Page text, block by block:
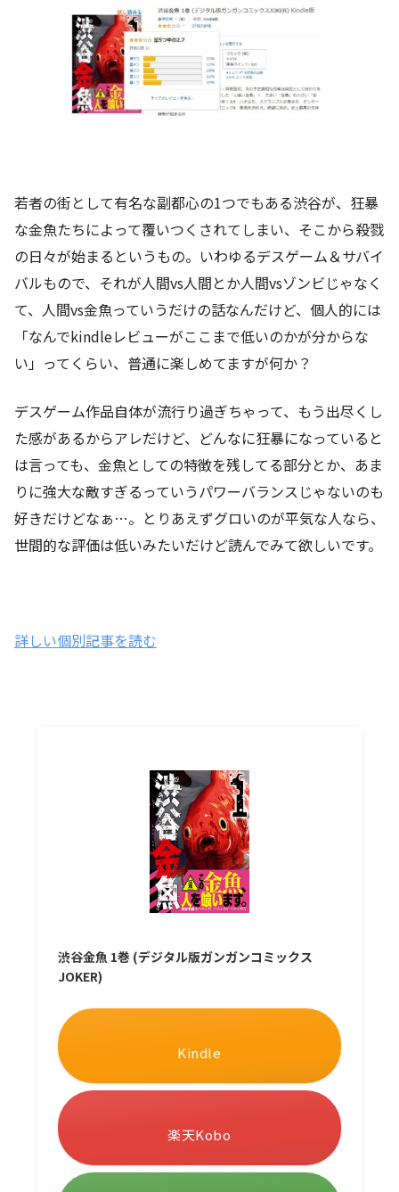
若者の街として有名な副都心の1つでもある渋谷が、狂暴
な金魚たちによって覆いつくされてしまい、そこから殺戮
の日々が始まるというもの。いわゆるデスゲーム＆サバイ
バルもので、それが人間vs人間とか人間vsゾンビじゃなく
て、人間vs金魚っていうだけの話なんだけど、個人的には
「なんでkindleレビューがここまで低いのかが分からな
い」ってくらい、普通に楽しめてますが何か？
デスゲーム作品自体が流行り過ぎちゃって、もう出尽くし
た感があるからアレだけど、どんなに狂暴になっていると
は言っても、金魚としての特徴を残してる部分とか、あま
りに強大な敵すぎるっていうパワーバランスじゃないのも
好きだけどなぁ…。とりあえずグロいのが平気な人なら、
世間的な評価は低いみたいだけど読んでみて欲しいです。
詳しい個別記事を読む
渋谷金魚 1巻 (デジタル版ガンガンコミックス
JOKER)
Kindle
楽天Kobo